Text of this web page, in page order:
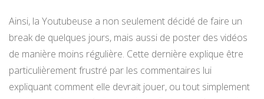
Ainsi, la Youtubeuse a non seulement décidé de faire un
break de quelques jours, mais aussi de poster des vidéos
de manière moins régulière. Cette dernière explique être
particulièrement frustré par les commentaires lui
expliquant comment elle devrait jouer, ou tout simplement